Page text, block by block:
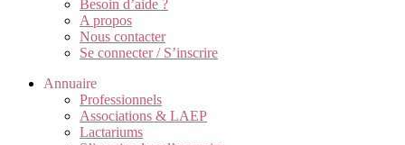
Besoin d’aide ?
A propos
Nous contacter
Se connecter / S’inscrire
Annuaire
Professionnels
Associations & LAEP
Lactariums